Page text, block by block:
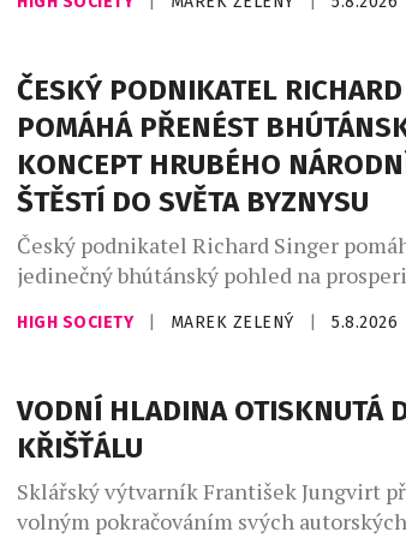
dalších destinací v jižní a střední Africe
reaguje na rostoucí poptávku po
Jihoafrické republiky, zejména z
získání všech potřebných regulatorních
budou moci zákazníci Emirates […]
ČESKÝ PODNIKATEL RICHARD
POMÁHÁ PŘENÉST
KONCEPT HRUBÉHO
ŠTĚSTÍ DO SVĚTA BYZNYSU
Český podnikatel Richard Singer
jedinečný bhútánský pohled na
známé konceptem hrubého národního
Leadership Institute, který chce
přístup k vedení organizací v době
technologických změn a nástupu
Institut vzniká jako společný projekt
HIGH SOCIETY MAREK ZELENÝ 5.8.2026
VODNÍ HLADINA OTISKNUTÁ
KŘIŠŤÁLU
Sklářský výtvarník František Jungvirt
volným pokračováním svých autorských